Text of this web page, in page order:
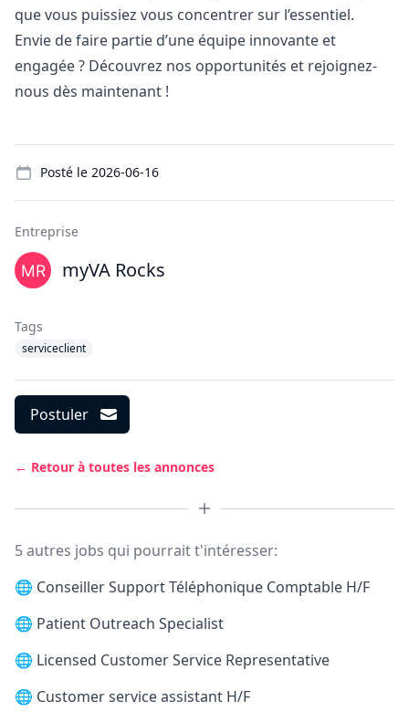
que vous puissiez vous concentrer sur l’essentiel.
Envie de faire partie d’une équipe innovante et
engagée ? Découvrez nos opportunités et rejoignez-
nous dès maintenant !
Posté le 2026-06-16
Entreprise
myVA Rocks
Tags
serviceclient
Postuler
← Retour à toutes les annonces
5 autres jobs qui pourrait t'intéresser:
🌐 Conseiller Support Téléphonique Comptable H/F
🌐 Patient Outreach Specialist
🌐 Licensed Customer Service Representative
🌐 Customer service assistant H/F